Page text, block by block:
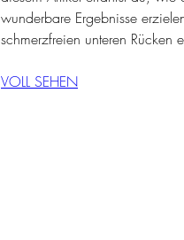
wunderbare Ergebnisse
schmerzfreien unteren Rücken
VOLL SEHEN